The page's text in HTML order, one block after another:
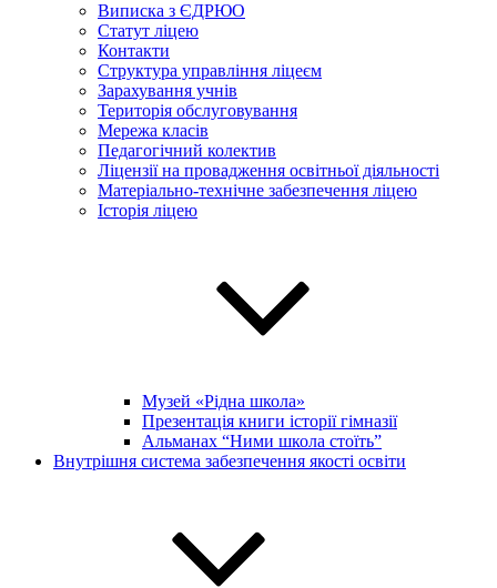
Виписка з ЄДРЮО
Статут ліцею
Контакти
Структура управління ліцеєм
Зарахування учнів
Територія обслуговування
Мережа класів
Педагогічний колектив
Ліцензії на провадження освітньої діяльності
Матеріально-технічне забезпечення ліцею
Історія ліцею
Музей «Рідна школа»
Презентація книги історії гімназії
Альманах “Ними школа стоїть”
Внутрішня система забезпечення якості освіти